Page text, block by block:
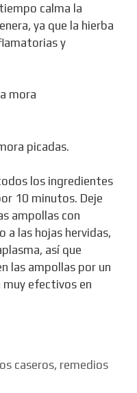
calma la
ya que la hierba
y
picadas.
los ingredientes
10 minutos. Deje
ampollas con
a las hojas hervidas,
así que
las ampollas por un
muy efectivos en
caseros, remedios